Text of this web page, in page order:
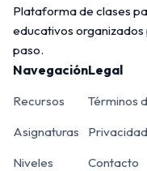
Plataforma de clases
educativos
paso.
Navegación
Recursos
Asignaturas
Niveles
Legal
Términos
Privacidad
Contacto